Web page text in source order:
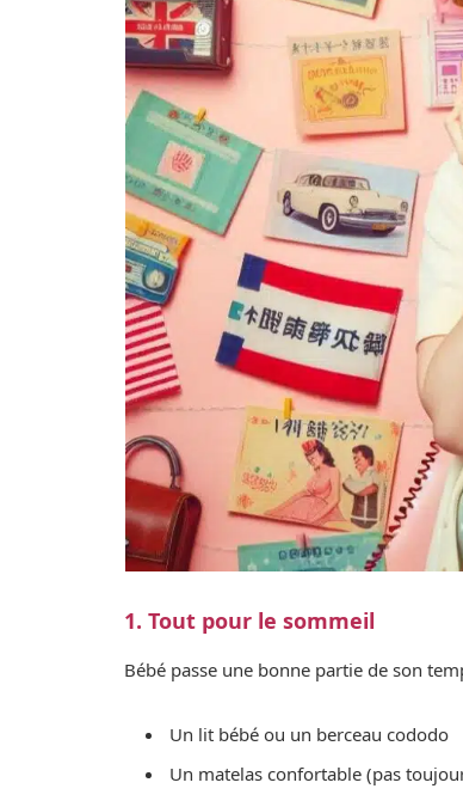
1. Tout pour le sommeil
Bébé passe une bonne partie de son
Un lit bébé ou un berceau cododo
Un matelas confortable (pas